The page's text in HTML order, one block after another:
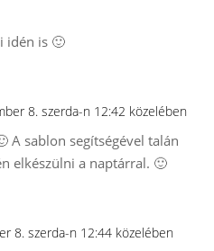
idén is 🙂
8. szerda-n 12:42 közelében
A sablon segítségével talán
elkészülni a naptárral. 🙂
8. szerda-n 12:44 közelében